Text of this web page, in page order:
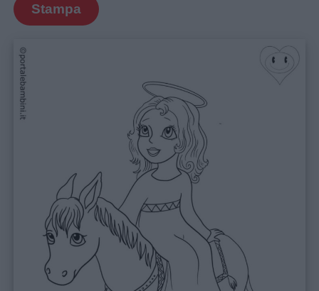
Stampa